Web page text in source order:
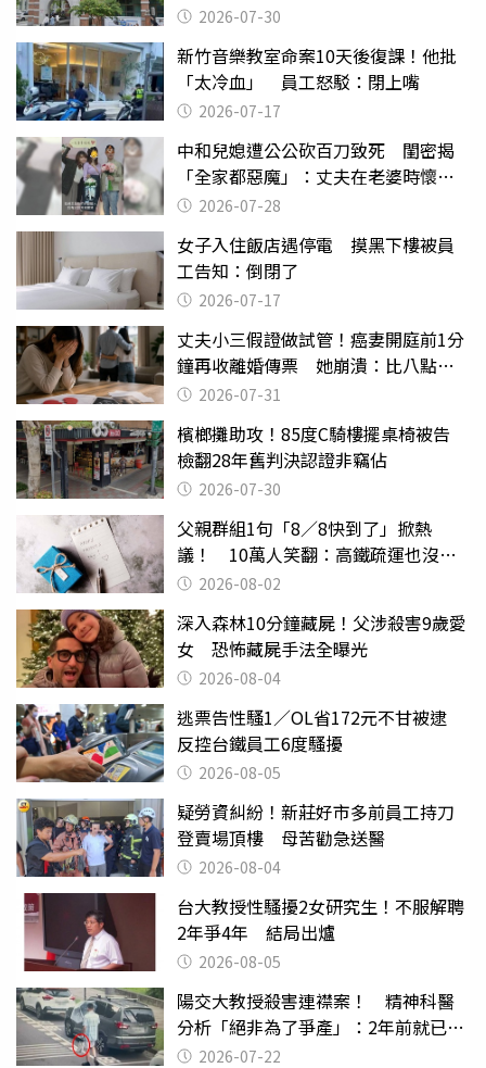
關 2026-07-30
新竹音樂教室命案10天後復課！他批
「太冷血」 員工怒駁：閉上嘴
2026-07-17
中和兒媳遭公公砍百刀致死 閨密揭
「全家都惡魔」：丈夫在老婆時懷孕
摔東西
2026-07-28
女子入住飯店遇停電 摸黑下樓被員
工告知：倒閉了
2026-07-17
丈夫小三假證做試管！癌妻開庭前1分
鐘再收離婚傳票 她崩潰：比八點檔
還扯2026-07-31
檳榔攤助攻！85度C騎樓擺桌椅被告
檢翻28年舊判決認證非竊佔
2026-07-30
父親群組1句「8／8快到了」掀熱
議！ 10萬人笑翻：高鐵疏運也沒列
父親節
2026-08-02
深入森林10分鐘藏屍！父涉殺害9歲愛
女 恐怖藏屍手法全曝光
2026-08-04
逃票告性騷1／OL省172元不甘被逮
反控台鐵員工6度騷擾
2026-08-05
疑勞資糾紛！新莊好市多前員工持刀
登賣場頂樓 母苦勸急送醫
2026-08-04
台大教授性騷擾2女研究生！不服解聘
2年爭4年 結局出爐
2026-08-05
陽交大教授殺害連襟案！ 精神科醫
分析「絕非為了爭產」：2年前就已言
行詭異
2026-07-22